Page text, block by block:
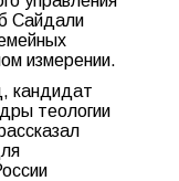
Сайдали
измерении.
кандидат
теологии